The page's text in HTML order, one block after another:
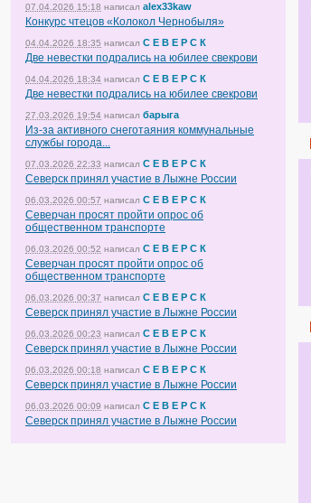
07.04.2026 15:18 написал alex33kaw
Конкурс чтецов «Колокол Чернобыля»
04.04.2026 18:35 написал С Е В Е Р С К
Две невестки подрались на юбилее свекрови
04.04.2026 18:34 написал С Е В Е Р С К
Две невестки подрались на юбилее свекрови
27.03.2026 19:54 написал барыга
Из-за активного снеготаяния коммунальные
службы города...
07.03.2026 22:33 написал С Е В Е Р С К
Северск принял участие в Лыжне России
06.03.2026 00:57 написал С Е В Е Р С К
Северчан просят пройти опрос об
общественном транспорте
06.03.2026 00:52 написал С Е В Е Р С К
Северчан просят пройти опрос об
общественном транспорте
06.03.2026 00:37 написал С Е В Е Р С К
Северск принял участие в Лыжне России
06.03.2026 00:23 написал С Е В Е Р С К
Северск принял участие в Лыжне России
06.03.2026 00:18 написал С Е В Е Р С К
Северск принял участие в Лыжне России
06.03.2026 00:09 написал С Е В Е Р С К
Северск принял участие в Лыжне России